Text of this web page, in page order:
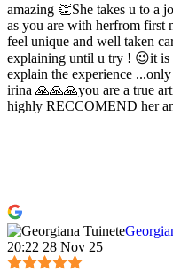
amazing 👏She takes u to a
as you are with herfrom first
feel unique and well taken
explaining until u try ! 😉it
explain the experience
irina 🙏🙏🙏you are a true
highly RECCOMEND her
20:22 28 Nov 25